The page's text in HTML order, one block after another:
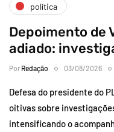
política
Depoimento de
adiado:
Por Redação 03/08/2026
Defesa do presidente do
oitivas sobre
intensificando o